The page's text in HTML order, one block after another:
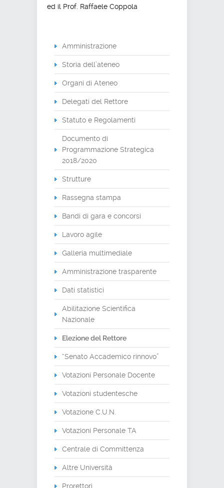
ed il Prof. Raffaele Coppola
Amministrazione
Storia dell’ateneo
Organi di Ateneo
Delegati del Rettore
Statuto e Regolamenti
Documento di
Programmazione Strategica
2018/2020
Strutture
Rassegna stampa
Bandi di gara e concorsi
Lavoro agile
Galleria multimediale
Amministrazione trasparente
Dati statistici
Abilitazione Scientifica
Nazionale
Elezione del Rettore
“Senato Accademico rinnovo”
Votazioni Personale Docente
Votazioni studentesche
Votazione C.U.N.
Votazioni Personale TA
Centrale di Committenza
Altre Università
Prorettori